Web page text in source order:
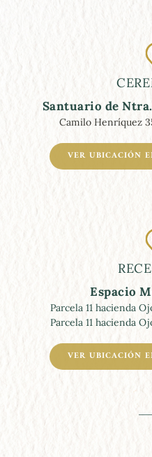
Santuario de
Camilo Henríquez
VER UBICACIÓN
Espacio
Parcela 11 hacienda
Parcela 11 hacienda
VER UBICACIÓN